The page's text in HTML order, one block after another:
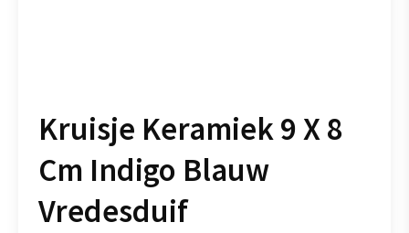
Kruisje Keramiek 9 X 8
Cm Indigo Blauw
Vredesduif